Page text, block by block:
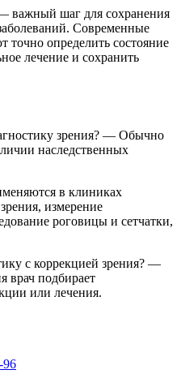
важный шаг для сохранения
Современные
точно определить состояние
лечение и сохранить
зрения? — Обычно
наследственных
в клиниках
измерение
роговицы и сетчатки,
с коррекцией зрения? —
врач подбирает
или лечения.
96